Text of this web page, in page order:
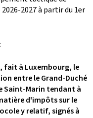
2027 à partir du 1er
à Luxembourg, le
entre le Grand-Duché
Saint-Marin tendant à
d'impôts sur le
y relatif, signés à